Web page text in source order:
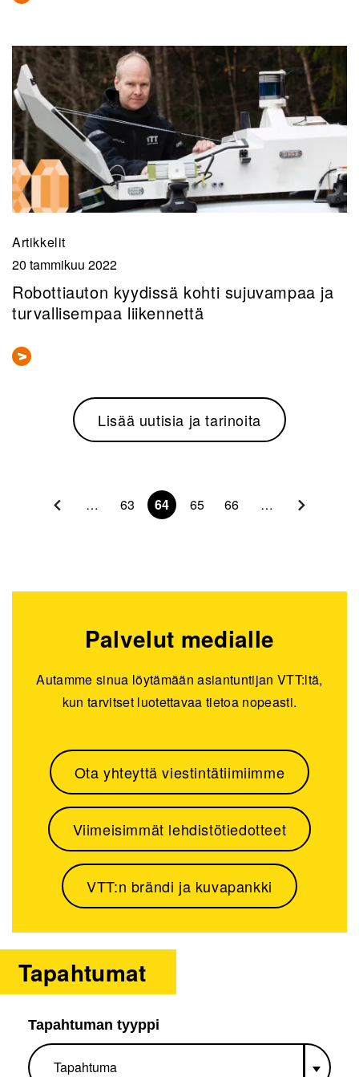
Artikkelit
20 tammikuu 2022
Robottiauton kyydissä kohti sujuvampaa ja
turvallisempaa liikennettä
Lisää uutisia ja tarinoita
Sivunumerointi… 63 64 65 66 …
Palvelut medialle
Autamme sinua löytämään asiantuntijan VTT:ltä,
kun tarvitset luotettavaa tietoa nopeasti.
Ota yhteyttä viestintätiimiimme
Viimeisimmät lehdistötiedotteet
VTT:n brändi ja kuvapankki
Tapahtumat
Tapahtuman tyyppi